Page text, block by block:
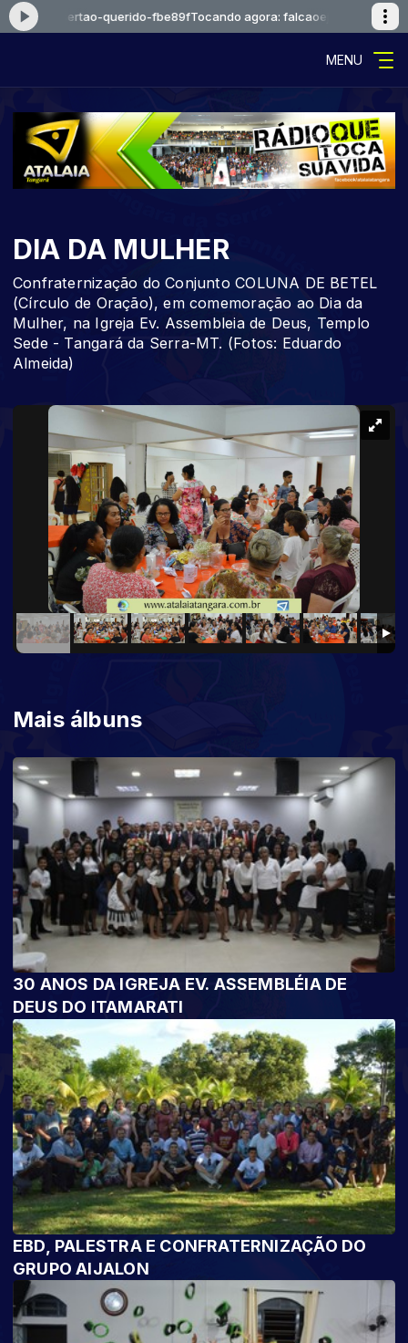
meu-sertao-querido-fbe89fTocando agora: falcaoejosue-meu-
MENU
DIA DA MULHER
Confraternização do Conjunto COLUNA DE BETEL
(Círculo de Oração), em comemoração ao Dia da
Mulher, na Igreja Ev. Assembleia de Deus, Templo
Sede - Tangará da Serra-MT. (Fotos: Eduardo
Almeida)
Mais álbuns
30 ANOS DA IGREJA EV. ASSEMBLÉIA DE
DEUS DO ITAMARATI
EBD, PALESTRA E CONFRATERNIZAÇÃO DO
GRUPO AIJALON